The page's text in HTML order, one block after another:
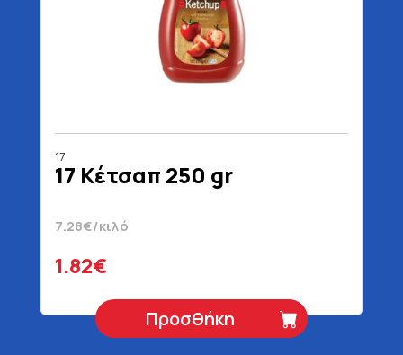
17
17 Κέτσαπ 250 gr
7.28€/κιλό
1.82€
Προσθήκη